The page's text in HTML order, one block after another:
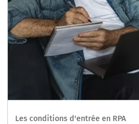
Les conditions d'entrée en RPA